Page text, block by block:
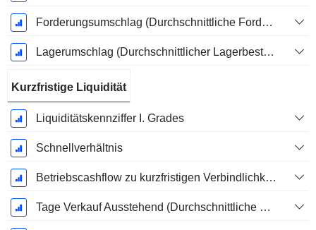
Forderungsumschlag (Durchschnittliche Forderungen)
Lagerumschlag (Durchschnittlicher Lagerbestand)
Kurzfristige Liquidität
Liquiditätskennziffer I. Grades
Schnellverhältnis
Betriebscashflow zu kurzfristigen Verbindlichkeiten
Tage Verkauf Ausstehend (Durchschnittliche Forderungen)